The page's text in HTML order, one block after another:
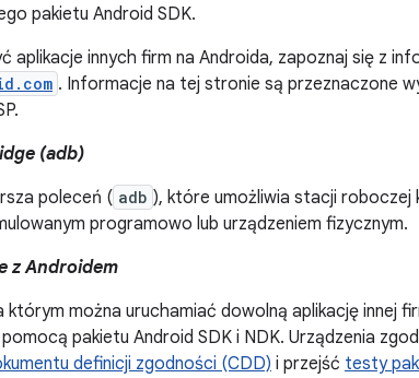
pakietu Android SDK.
aplikacje innych firm na Androida, zapoznaj się z
. Informacje na tej stronie są przeznaczone
(adb)
poleceń ( adb ), które umożliwia stacji roboczej
programowo lub urządzeniem fizycznym.
z Androidem
którym można uruchamiać dowolną aplikację innej
pakietu Android SDK i NDK. Urządzenia
definicji zgodności (CDD) i przejść testy